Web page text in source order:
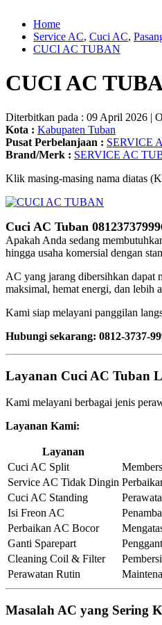
Home
Service AC, Cuci AC,
CUCI AC TUBAN
CUCI AC
Diterbitkan pada : 09 April 2026 |
Kota : Kabupaten Tuban
Pusat Perbelanjaan : SERVICE
Brand/Merk : SERVICE AC
Klik masing-masing nama diatas
Cuci AC Tuban
Apakah Anda sedang
hingga usaha komersial dengan
AC yang jarang dibersihkan dapat
maksimal, hemat energi, dan lebih
Kami siap melayani panggilan
Hubungi sekarang: 0812-3737-
Layanan Cuci AC Tuban
Kami melayani berbagai jenis
Layanan Kami:
Layanan
Cuci AC Split
Service AC Tidak Dingin
Cuci AC Standing
Isi Freon AC
Perbaikan AC Bocor
Ganti Sparepart
Cleaning Coil & Filter
Perawatan Rutin
Masalah AC yang Sering